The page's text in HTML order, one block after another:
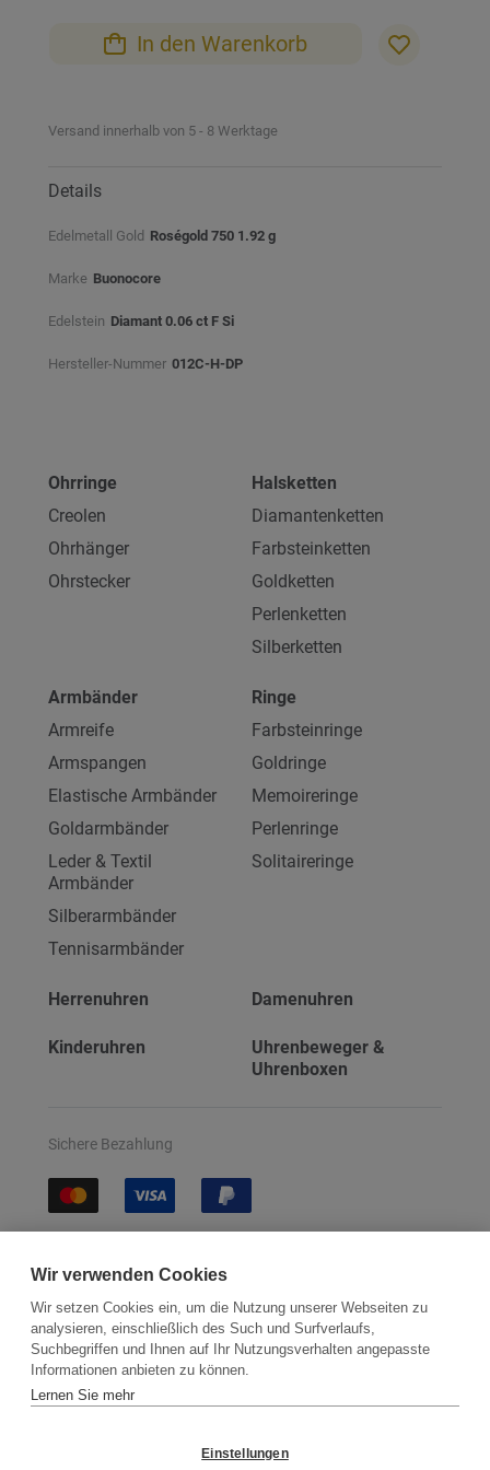
In den Warenkorb
Versand innerhalb von 5 - 8 Werktage
Details
Edelmetall Gold Roségold 750 1.92 g
Marke Buonocore
Edelstein Diamant 0.06 ct F Si
Hersteller-Nummer 012C-H-DP
Ohrringe
Creolen
Ohrhänger
Ohrstecker
Halsketten
Diamantenketten
Farbsteinketten
Goldketten
Perlenketten
Silberketten
Armbänder
Armreife
Armspangen
Elastische Armbänder
Goldarmbänder
Leder & Textil
Armbänder
Silberarmbänder
Tennisarmbänder
Ringe
Farbsteinringe
Goldringe
Memoireringe
Perlenringe
Solitaireringe
Herrenuhren Damenuhren
Kinderuhren
Uhrenbeweger &
Uhrenboxen
Sichere Bezahlung
Kontakt Newsletter Partner
Versand
Wir verwenden Cookies
Wir setzen Cookies ein, um die Nutzung unserer Webseiten zu
analysieren, einschließlich des Such und Surfverlaufs,
Suchbegriffen und Ihnen auf Ihr Nutzungsverhalten angepasste
Informationen anbieten zu können.
Lernen Sie mehr
Einstellungen